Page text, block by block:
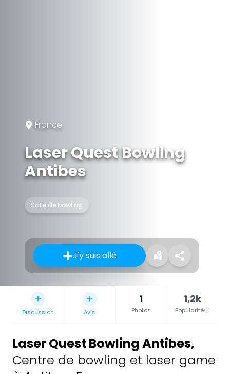
France
Laser Quest Bowling
Antibes
Salle de bowling
J'y suis allé
Discussion Avis
1
Photos
1,2k
Popularité
Laser Quest Bowling Antibes,
Centre de bowling et laser game